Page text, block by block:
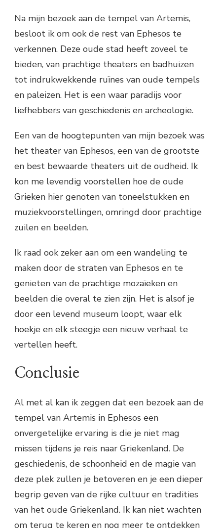
Na mijn bezoek aan de tempel van Artemis,
besloot ik om ook de rest van Ephesos te
verkennen. Deze oude stad heeft zoveel te
bieden, van prachtige theaters en badhuizen
tot indrukwekkende ruïnes van oude tempels
en paleizen. Het is een waar paradijs voor
liefhebbers van geschiedenis en archeologie.
Een van de hoogtepunten van mijn bezoek was
het theater van Ephesos, een van de grootste
en best bewaarde theaters uit de oudheid. Ik
kon me levendig voorstellen hoe de oude
Grieken hier genoten van toneelstukken en
muziekvoorstellingen, omringd door prachtige
zuilen en beelden.
Ik raad ook zeker aan om een wandeling te
maken door de straten van Ephesos en te
genieten van de prachtige mozaïeken en
beelden die overal te zien zijn. Het is alsof je
door een levend museum loopt, waar elk
hoekje en elk steegje een nieuw verhaal te
vertellen heeft.
Conclusie
Al met al kan ik zeggen dat een bezoek aan de
tempel van Artemis in Ephesos een
onvergetelijke ervaring is die je niet mag
missen tijdens je reis naar Griekenland. De
geschiedenis, de schoonheid en de magie van
deze plek zullen je betoveren en je een dieper
begrip geven van de rijke cultuur en tradities
van het oude Griekenland. Ik kan niet wachten
om terug te keren en nog meer te ontdekken